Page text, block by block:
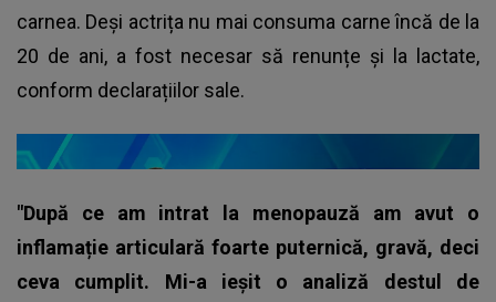
carnea. Deși actrița nu mai consuma carne încă de la
20 de ani, a fost necesar să renunțe și la lactate,
conform declarațiilor sale.
"După ce am intrat la menopauză am avut o
inflamație articulară foarte puternică, gravă, deci
ceva cumplit. Mi-a ieșit o analiză destul de